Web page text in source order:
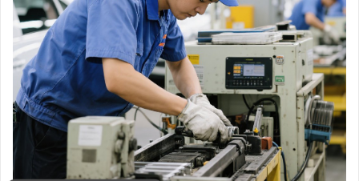
可以介绍下你们的产品么？